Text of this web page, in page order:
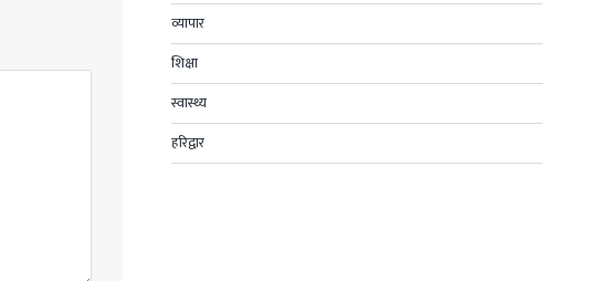
व्यापार
शिक्षा
स्वास्थ्य
हरिद्वार